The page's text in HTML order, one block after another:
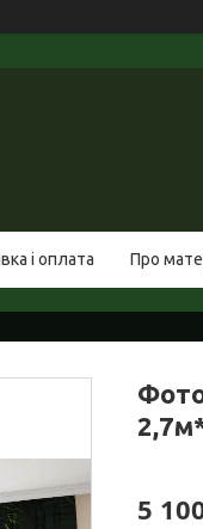
і оплата Про
5